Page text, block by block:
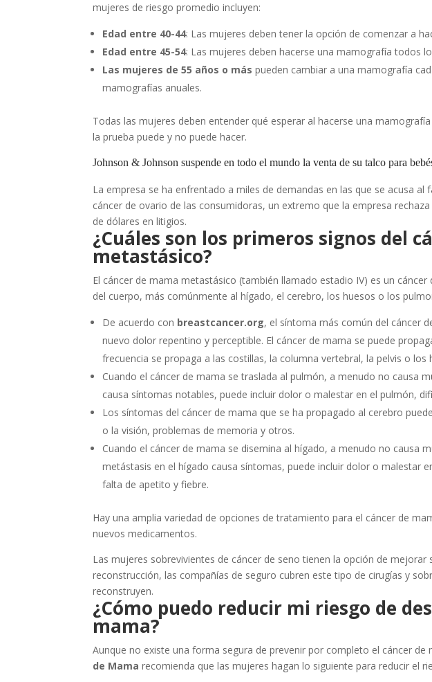
mujeres de riesgo promedio incluyen:
Edad entre 40-44: Las mujeres deben tener la opción de comenzar a
Edad entre 45-54: Las mujeres deben hacerse una mamografía todos
Las mujeres de 55 años o más pueden cambiar a una mamografía
mamografías anuales.
Todas las mujeres deben entender qué esperar al hacerse una
la prueba puede y no puede hacer.
Johnson & Johnson suspende en todo el mundo la venta de su talco para
La empresa se ha enfrentado a miles de demandas en las que se acusa
cáncer de ovario de las consumidoras, un extremo que la empresa
de dólares en litigios.
¿Cuáles son los primeros signos del
metastásico?
El cáncer de mama metastásico (también llamado estadio IV) es un
del cuerpo, más comúnmente al hígado, el cerebro, los huesos o los
De acuerdo con breastcancer.org, el síntoma más común del cáncer
nuevo dolor repentino y perceptible. El cáncer de mama se puede
frecuencia se propaga a las costillas, la columna vertebral, la pelvis o los
Cuando el cáncer de mama se traslada al pulmón, a menudo no causa
causa síntomas notables, puede incluir dolor o malestar en el pulmón,
Los síntomas del cáncer de mama que se ha propagado al cerebro
o la visión, problemas de memoria y otros.
Cuando el cáncer de mama se disemina al hígado, a menudo no causa
metástasis en el hígado causa síntomas, puede incluir dolor o malestar
falta de apetito y fiebre.
Hay una amplia variedad de opciones de tratamiento para el cáncer de
nuevos medicamentos.
Las mujeres sobrevivientes de cáncer de seno tienen la opción de mejorar
reconstrucción, las compañías de seguro cubren este tipo de cirugías y
reconstruyen.
¿Cómo puedo reducir mi riesgo de
mama?
Aunque no existe una forma segura de prevenir por completo el cáncer de
de Mama recomienda que las mujeres hagan lo siguiente para reducir el